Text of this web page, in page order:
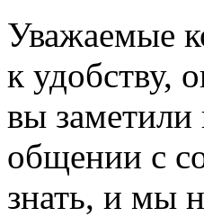
Уважаемые
к удобству,
вы заметили
общении с
знать, и мы